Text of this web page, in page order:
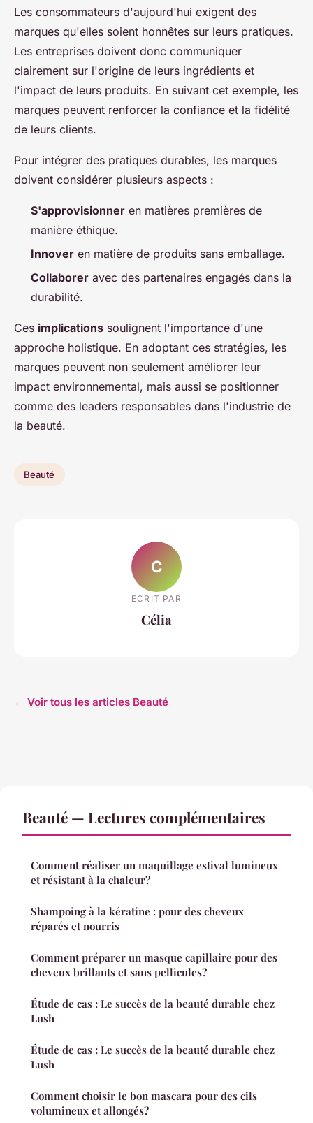
Les consommateurs d'aujourd'hui exigent des
marques qu'elles soient honnêtes sur leurs pratiques.
Les entreprises doivent donc communiquer
clairement sur l'origine de leurs ingrédients et
l'impact de leurs produits. En suivant cet exemple, les
marques peuvent renforcer la confiance et la fidélité
de leurs clients.
Pour intégrer des pratiques durables, les marques
doivent considérer plusieurs aspects :
S'approvisionner en matières premières de
manière éthique.
Innover en matière de produits sans emballage.
Collaborer avec des partenaires engagés dans la
durabilité.
Ces implications soulignent l'importance d'une
approche holistique. En adoptant ces stratégies, les
marques peuvent non seulement améliorer leur
impact environnemental, mais aussi se positionner
comme des leaders responsables dans l'industrie de
la beauté.
Beauté
C
ECRIT PAR
Célia
← Voir tous les articles Beauté
Beauté — Lectures complémentaires
Comment réaliser un maquillage estival lumineux
et résistant à la chaleur?
Shampoing à la kératine : pour des cheveux
réparés et nourris
Comment préparer un masque capillaire pour des
cheveux brillants et sans pellicules?
Étude de cas : Le succès de la beauté durable chez
Lush
Étude de cas : Le succès de la beauté durable chez
Lush
Comment choisir le bon mascara pour des cils
volumineux et allongés?